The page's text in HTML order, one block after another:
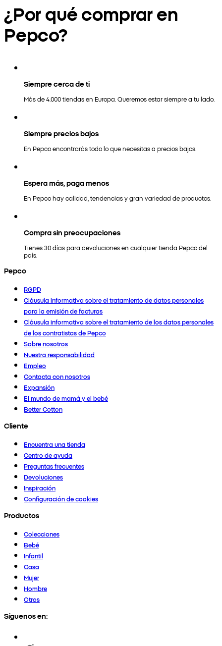
¿Por qué comprar en
Pepco?
Siempre cerca de ti
Más de 4.000 tiendas en Europa. Queremos estar siempre a tu lado.
Siempre precios bajos
En Pepco encontrarás todo lo que necesitas a precios bajos.
Espera más, paga menos
En Pepco hay calidad, tendencias y gran variedad de productos.
Compra sin preocupaciones
Tienes 30 días para devoluciones en cualquier tienda Pepco del
país.
Pepco
RGPD
Cláusula informativa sobre el tratamiento de datos personales
para la emisión de facturas
Cláusula informativa sobre el tratamiento de los datos personales
de los contratistas de Pepco
Sobre nosotros
Nuestra responsabilidad
Empleo
Contacta con nosotros
Expansión
El mundo de mamá y el bebé
Better Cotton
Cliente
Encuentra una tienda
Centro de ayuda
Preguntas frecuentes
Devoluciones
Inspiración
Configuración de cookies
Productos
Colecciones
Bebé
Infantil
Casa
Mujer
Hombre
Otros
Síguenos en: